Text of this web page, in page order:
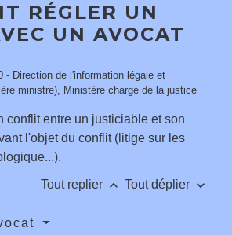
RÉGLER UN
UN AVOCAT
- Direction de l'information légale et
ministre), Ministère chargé de la justice
conflit entre un justiciable et son
l'objet du conflit (litige sur les
Tout replier keyboard_arrow_up Tout déplier keyboard_arrow_down